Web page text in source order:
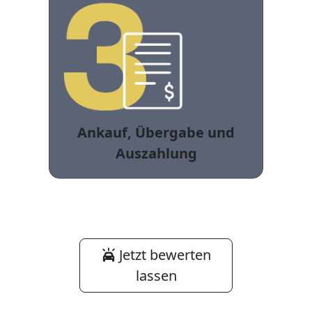
Ankauf, Übergabe und
Auszahlung
Jetzt bewerten
lassen